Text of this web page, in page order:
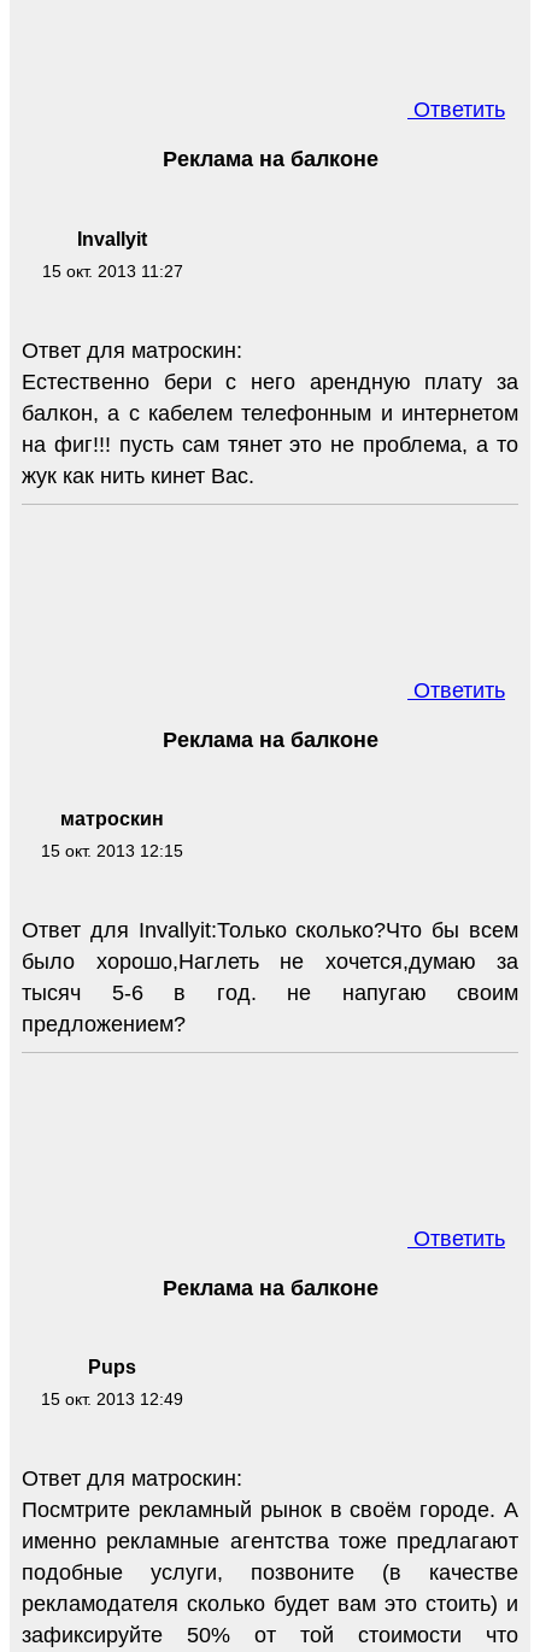
Ответить
Invallyit
15 окт. 2013 11:27
Реклама на балконе
Ответ для матроскин:
Естественно бери с него арендную плату за
балкон, а с кабелем телефонным и интернетом
на фиг!!! пусть сам тянет это не проблема, а то
жук как нить кинет Вас.
Ответить
матроскин
15 окт. 2013 12:15
Реклама на балконе
Ответ для Invallyit:Только сколько?Что бы всем
было хорошо,Наглеть не хочется,думаю за
тысяч 5-6 в год. не напугаю своим
предложением?
Ответить
Pups
15 окт. 2013 12:49
Реклама на балконе
Ответ для матроскин:
Посмтрите рекламный рынок в своём городе. А
именно рекламные агентства тоже предлагают
подобные услуги, позвоните (в качестве
рекламодателя сколько будет вам это стоить) и
зафиксируйте 50% от той стоимости что